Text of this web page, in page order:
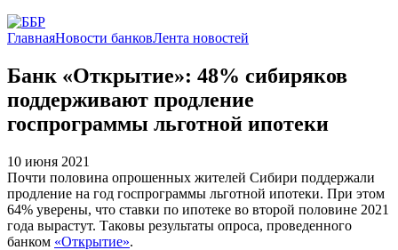
ГлавнаяНовости банковЛента новостей
Банк «Открытие»: 48% сибиряков
поддерживают продление
госпрограммы льготной ипотеки
10 июня 2021
Почти половина опрошенных жителей Сибири поддержали
продление на год госпрограммы льготной ипотеки. При этом
64% уверены, что ставки по ипотеке во второй половине 2021
года вырастут. Таковы результаты опроса, проведенного
банком «Открытие».